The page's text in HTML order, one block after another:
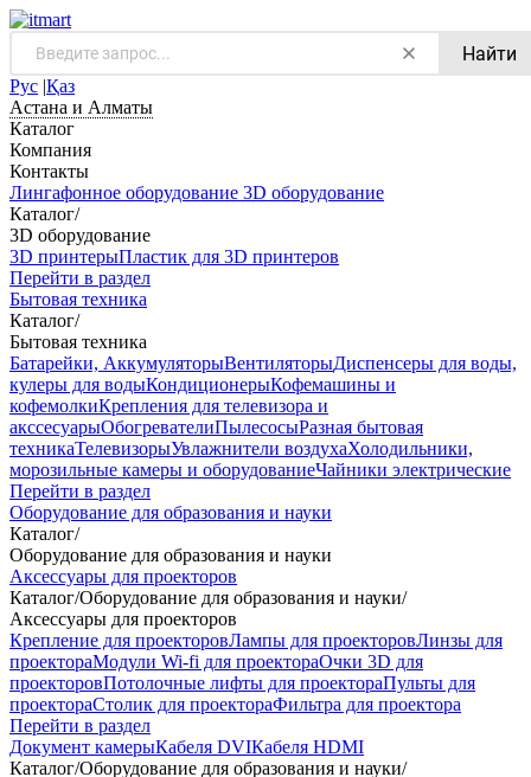
Найти
Рус |Қаз
Астана и Алматы
Каталог
Компания
Контакты
Лингафонное оборудование 3D оборудование
Каталог/
3D оборудование
3D принтерыПластик для 3D принтеров
Перейти в раздел
Бытовая техника
Каталог/
Бытовая техника
Батарейки, АккумуляторыВентиляторыДиспенсеры для воды,
кулеры для водыКондиционерыКофемашины и
кофемолкиКрепления для телевизора и
акссесуарыОбогревателиПылесосыРазная бытовая
техникаТелевизорыУвлажнители воздухаХолодильники,
морозильные камеры и оборудованиеЧайники электрические
Перейти в раздел
Оборудование для образования и науки
Каталог/
Оборудование для образования и науки
Аксессуары для проекторов
Каталог/Оборудование для образования и науки/
Аксессуары для проекторов
Крепление для проекторовЛампы для проекторовЛинзы для
проектораМодули Wi-fi для проектораОчки 3D для
проекторовПотолочные лифты для проектораПульты для
проектораСтолик для проектораФильтра для проектора
Перейти в раздел
Документ камерыКабеля DVIКабеля HDMI
Каталог/Оборудование для образования и науки/